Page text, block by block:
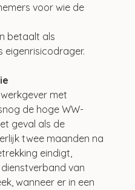
voor wie de
betaalt als
eigenrisicodrager.
met
de hoge WW-
geval als de
twee maanden na
eindigt,
van
wanneer er in een